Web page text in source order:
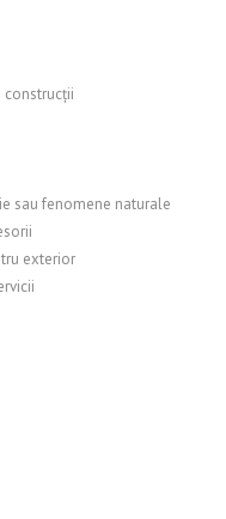
construcții
sau fenomene naturale
exterior